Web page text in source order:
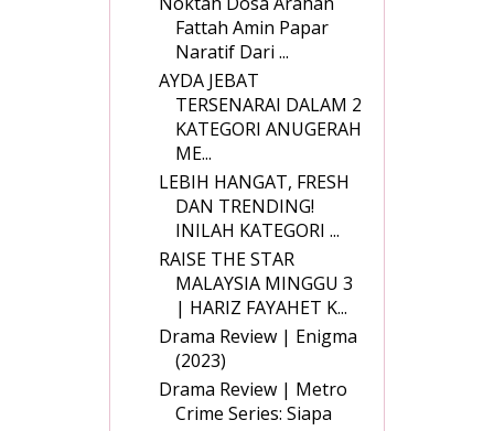
Fattah Amin Papar
Naratif Dari ...
AYDA JEBAT
TERSENARAI DALAM 2
KATEGORI ANUGERAH
ME...
LEBIH HANGAT, FRESH
DAN TRENDING!
INILAH KATEGORI ...
RAISE THE STAR
MALAYSIA MINGGU 3
| HARIZ FAYAHET K...
Drama Review | Enigma
(2023)
Drama Review | Metro
Crime Series: Siapa